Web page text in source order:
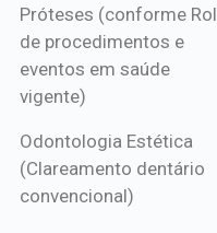
Próteses (conforme Rol
de procedimentos e
eventos em saúde
vigente)
Odontologia Estética
(Clareamento dentário
convencional)